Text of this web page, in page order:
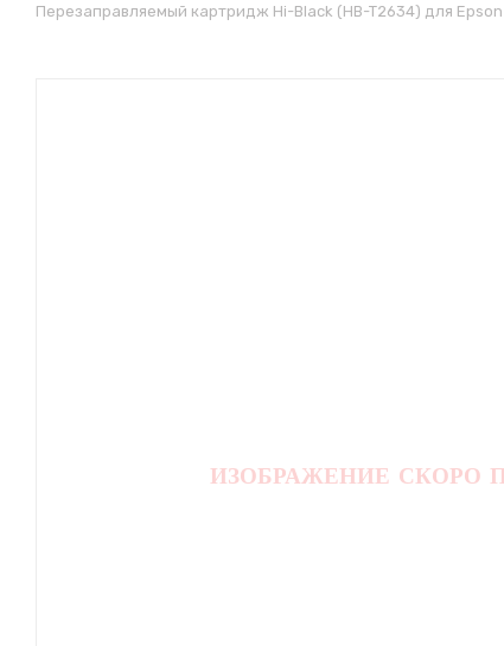
Перезаправляемый картридж Hi-Black (HB-T2634) для